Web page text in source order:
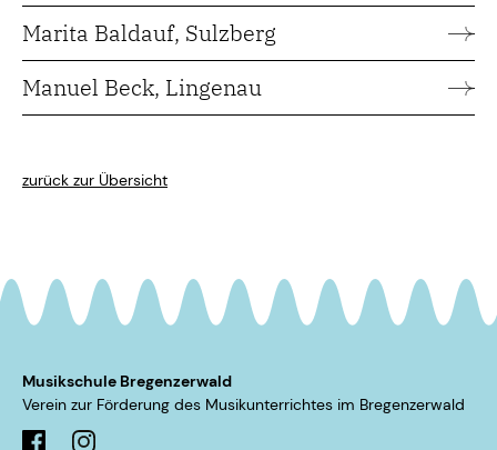
Marita Baldauf, Sulzberg
Manuel Beck, Lingenau
zurück zur Übersicht
Musikschule Bregenzerwald
Verein zur Förderung des Musikunterrichtes im ­Bregenzerwald